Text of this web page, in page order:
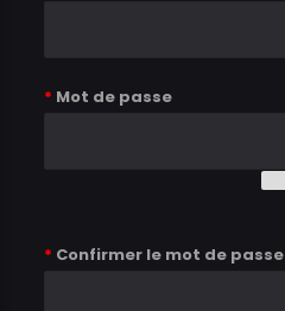
* Mot de passe
* Confirmer le mot de passe